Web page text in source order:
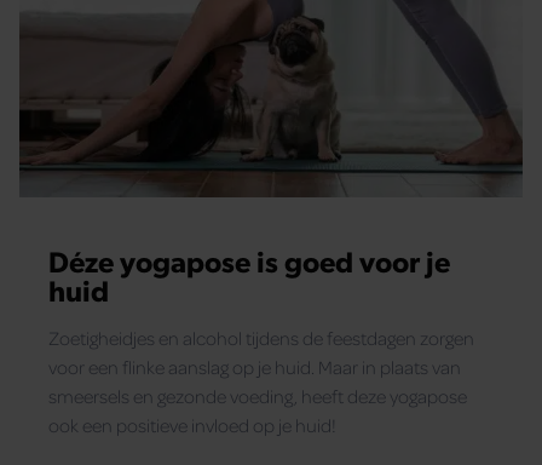
Déze yogapose is goed voor je
huid
Zoetigheidjes en alcohol tijdens de feestdagen zorgen
voor een flinke aanslag op je huid. Maar in plaats van
smeersels en gezonde voeding, heeft deze yogapose
ook een positieve invloed op je huid!